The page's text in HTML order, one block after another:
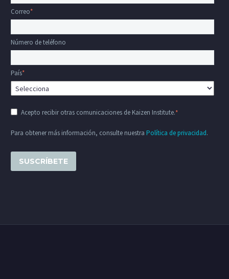
Correo*
Número de teléfono
País*
Acepto recibir otras comunicaciones de Kaizen Institute.*
Para obtener más información, consulte nuestra Política de privacidad.